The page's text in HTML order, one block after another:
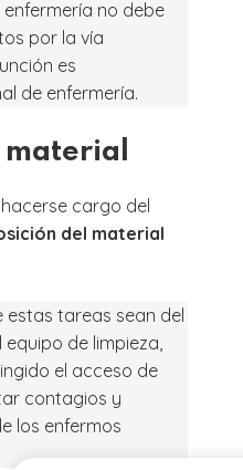
no debe
por la vía
es
de enfermería.
cargo del
del material
estas tareas sean del
de limpieza,
el acceso de
contagios y
los enfermos